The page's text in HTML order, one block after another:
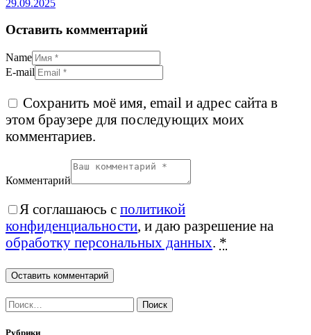
29.09.2025
Оставить комментарий
Name
E-mail
Сохранить моё имя, email и адрес сайта в
этом браузере для последующих моих
комментариев.
Комментарий
Я соглашаюсь с политикой
конфиденциальности, и даю разрешение на
обработку персональных данных. *
Найти:
Рубрики